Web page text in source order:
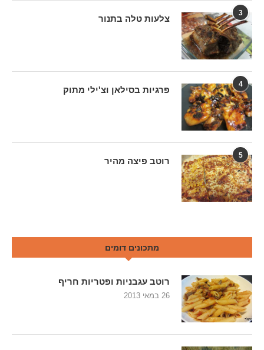
3
צלעות טלה בתנור
4
פרגיות בסילאן וצ'ילי מתוק
5
רוטב פיצה מהיר
מתכונים דומים
רוטב עגבניות ופטריות חריף
26 במאי 2013